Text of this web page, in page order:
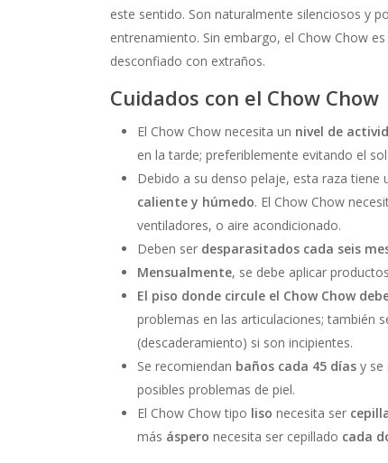
este sentido. Son naturalmente silenciosos y
entrenamiento. Sin embargo, el Chow Chow
desconfiado con extraños.
Cuidados con el Chow Chow
El Chow Chow necesita un nivel de
en la tarde; preferiblemente evitando el
Debido a su denso pelaje, esta raza
caliente y húmedo. El Chow Chow
ventiladores, o aire acondicionado.
Deben ser desparasitados cada seis
Mensualmente, se debe aplicar
El piso donde circule el Chow Chow
problemas en las articulaciones; también
(descaderamiento) si son incipientes.
Se recomiendan baños cada 45 días y se
posibles problemas de piel.
El Chow Chow tipo liso necesita ser
más áspero necesita ser cepillado cada